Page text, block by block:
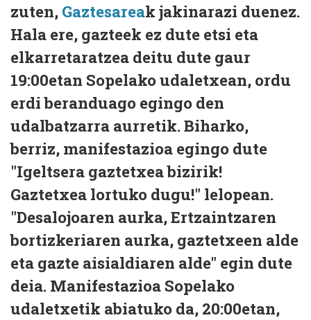
zuten, Gaztesareak jakinarazi duenez.
Hala ere, gazteek ez dute etsi eta
elkarretaratzea deitu dute gaur
19:00etan Sopelako udaletxean, ordu
erdi beranduago egingo den
udalbatzarra aurretik. Biharko,
berriz, manifestazioa egingo dute
"Igeltsera gaztetxea bizirik!
Gaztetxea lortuko dugu!" lelopean.
"Desalojoaren aurka, Ertzaintzaren
bortizkeriaren aurka, gaztetxeen alde
eta gazte aisialdiaren alde" egin dute
deia. Manifestazioa Sopelako
udaletxetik abiatuko da, 20:00etan,